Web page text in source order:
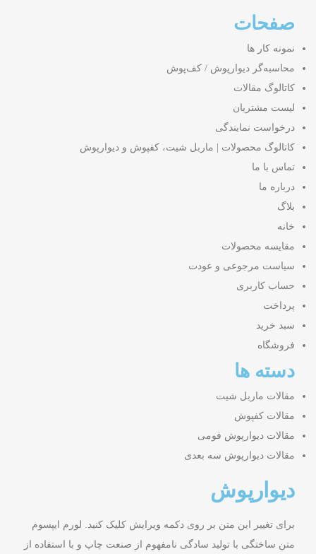
صفحات
نمونه کار ها
محاسبه‌گر دیوارپوش / کف‌پوش
کاتالوگ مقالات
لیست مشتریان
درخواست نمایندگی
کاتالوگ محصولات | ماربل شیت، کفپوش و دیوارپوش
تماس با ما
درباره ما
بلاگ
خانه
مقایسه محصولات
سیاست مرجوعی و عودت
حساب کاربری
پرداخت
سبد خرید
فروشگاه
دسته ها
مقالات ماربل شیت
مقالات کفپوش
مقالات دیوارپوش فومی
مقالات دیوارپوش سه بعدی
دیوارپوش
برای تغییر این متن بر روی دکمه ویرایش کلیک کنید. لورم ایپسوم
متن ساختگی با تولید سادگی نامفهوم از صنعت چاپ و با استفاده از